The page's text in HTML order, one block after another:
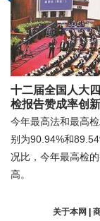
十二届全国人大
检报告赞成率创
今年最高法和最高
别为90.94%和
况比，今年最高检
高。
关于本网